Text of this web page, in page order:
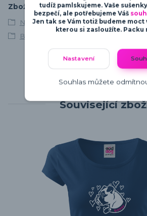
Zboží zařazeno v kategoriích
Německý boxer
Boxer
Související
tudíž pamlskujeme. Vaše
bezpečí, ale potřebujeme Váš
Jen tak se Vám totiž budeme moct
kterou si zasloužíte. Packu
Nastavení
Souhlas můžete